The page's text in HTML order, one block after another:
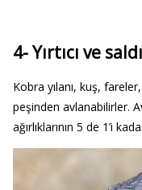
4- Yırtıcı ve
Kobra yılanı, kuş,
peşinden avlanabilirler.
ağırlıklarının 5 de 1’i